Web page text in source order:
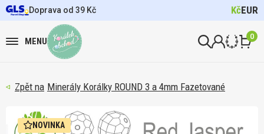
Doprava od 39 Kč KčEUR
MENU 0
Minerály Korálky ROUND 3 a 4mm Fazetované
NOVINKA